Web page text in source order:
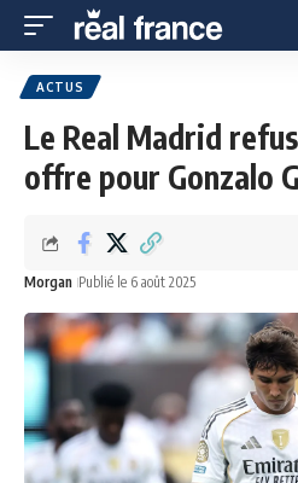
ACTUS
Le Real Madrid
offre pour Gonzalo
Morgan Publié le 6 août 2025